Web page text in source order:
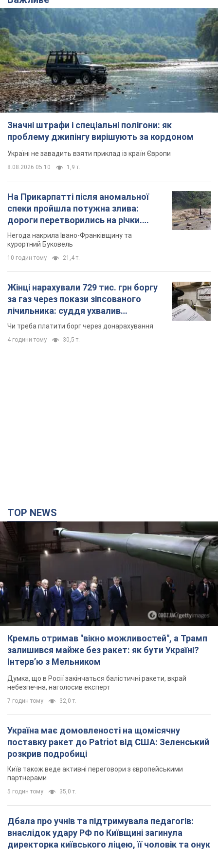
Значні штрафи і спеціальні полігони: як
проблему джипінгу вирішують за кордоном
Україні не завадить взяти приклад із країн Європи
8.08.2026 05:10 1,9 т.
На Прикарпатті після аномальної
спеки пройшла потужна злива:
дороги перетворились на річки.
Відео
Негода накрила Івано-Франківщину та
за газ через покази зіпсованого
лічильника: суддя ухвалив
неочікуване рішення
4 години тому 30,5 т.
Кремль отримав "вікно можливостей", а Трамп
залишився майже без ракет: як бути Україні?
Інтерв’ю з Мельником
Думка, що в Росії закінчаться балістичні ракети, вкрай
небезпечна, наголосив експерт
7 годин тому 32,0 т.
Україна має домовленості на щомісячну
поставку ракет до Patriot від США: Зеленський
розкрив подробиці
партнерами
внаслідок удару РФ по Київщині загинула
директорка київського ліцею, її чоловік та онук
6 годин тому